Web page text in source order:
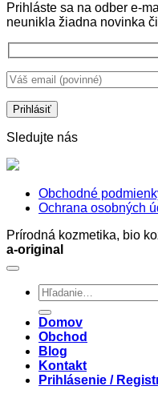
len
Prírodná
Prihláste sa na odber e-
neunikla žiadna novinka
Sledujte nás
Obchodné
Ochrana osobných
Prírodná kozmetika, bio
a-original
Hľadať:
Domov
Obchod
Blog
Kontakt
Prihlásenie /